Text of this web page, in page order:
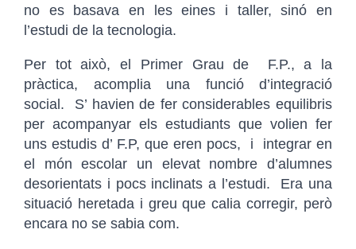
no es basava en les eines i taller, sinó en
l’estudi de la tecnologia.
Per tot això, el Primer Grau de F.P., a la
pràctica, acomplia una funció d’integració
social. S’ havien de fer considerables equilibris
per acompanyar els estudiants que volien fer
uns estudis d’ F.P, que eren pocs, i integrar en
el món escolar un elevat nombre d’alumnes
desorientats i pocs inclinats a l’estudi. Era una
situació heretada i greu que calia corregir, però
encara no se sabia com.